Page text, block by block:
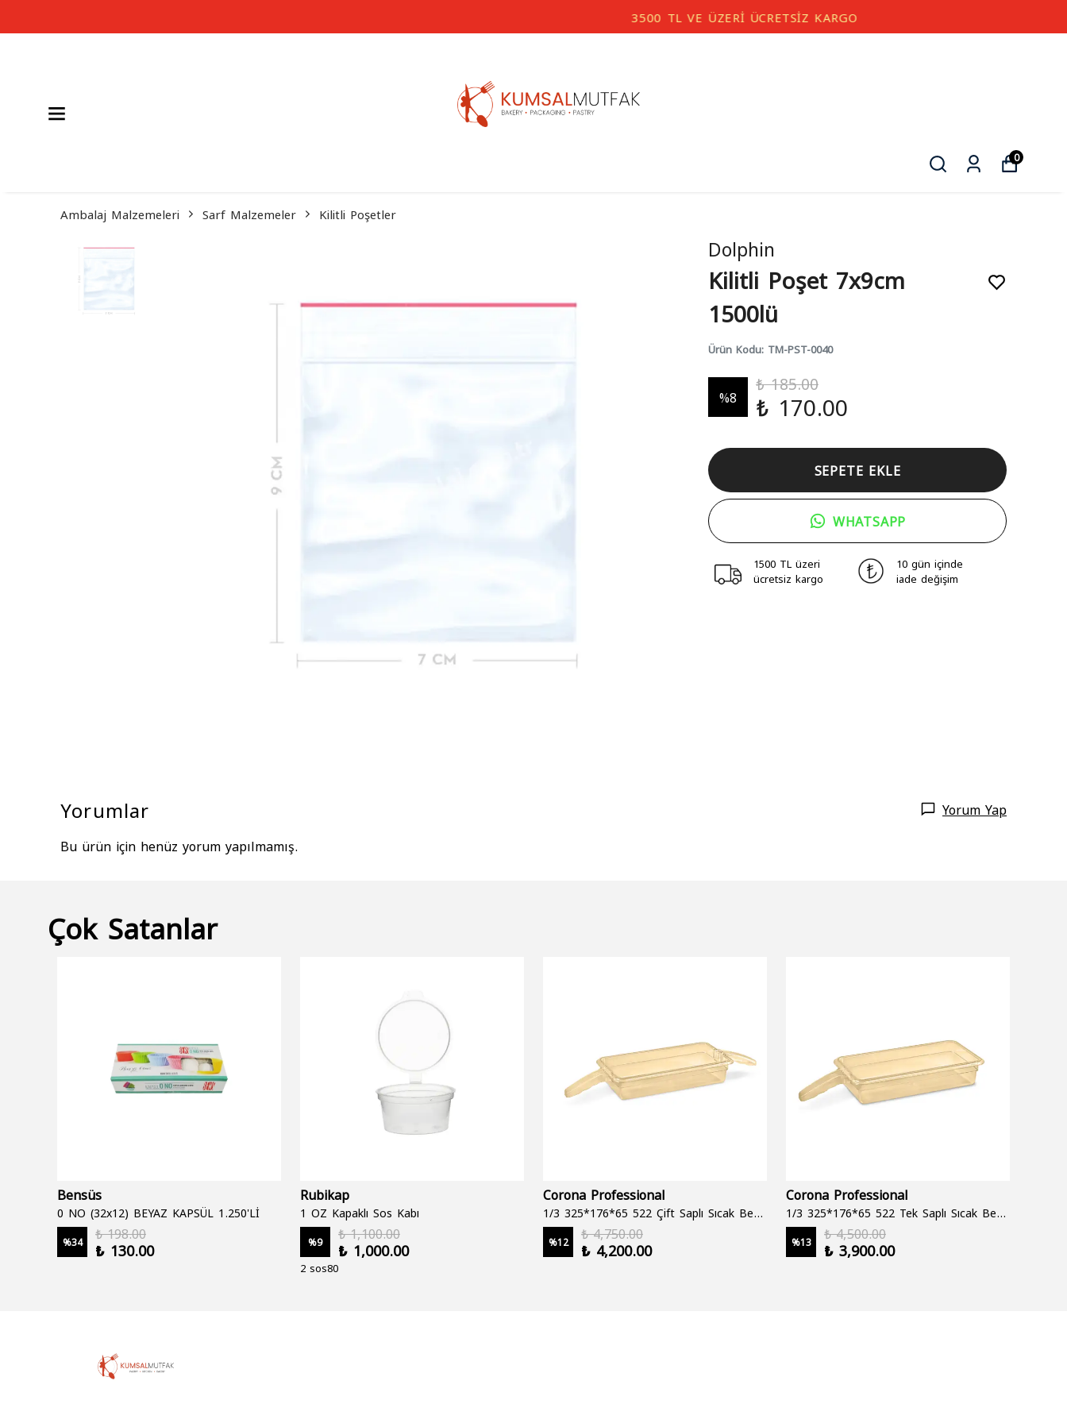
3500 TL VE ÜZERİ ÜCRETSİZ KARGO
0
Ambalaj Malzemeleri Sarf Malzemeler Kilitli Poşetler
Dolphin
Kilitli Poşet 7x9cm
1500lü
Ürün Kodu: TM-PST-0040
%8
₺ 185.00
₺ 170.00
SEPETE EKLE
WHATSAPP
1500 TL üzeri
ücretsiz kargo
10 gün içinde
iade değişim
Yorumlar Yorum Yap
Bu ürün için henüz yorum yapılmamış.
Çok Satanlar
Bensüs
0 NO (32x12) BEYAZ KAPSÜL 1.250'Lİ
%34
₺ 198.00
₺ 130.00
Rubikap
1 OZ Kapaklı Sos Kabı
%9
₺ 1,100.00
₺ 1,000.00
2 sos80
Corona Professional
1/3 325*176*65 522 Çift Saplı Sıcak Bekletme Tepsisi
%12
₺ 4,750.00
₺ 4,200.00
Corona Professional
1/3 325*176*65 522 Tek Saplı Sıcak Bekletme Tepsisi
%13
₺ 4,500.00
₺ 3,900.00